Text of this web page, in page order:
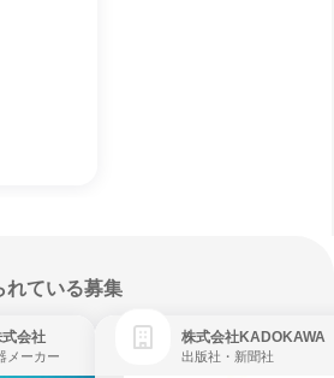
れている募集
会社
メーカー
株式会社KADOKAWA
出版社・新聞社